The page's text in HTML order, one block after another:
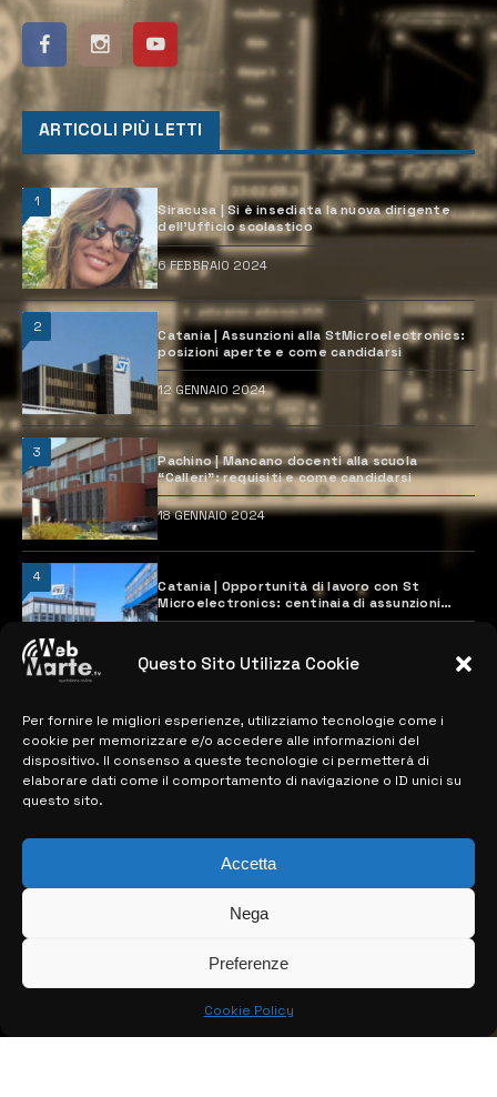
Questo Sito Utilizza Cookie
Per fornire le migliori esperienze, utilizziamo tecnologie come i
cookie per memorizzare e/o accedere alle informazioni del
dispositivo. Il consenso a queste tecnologie ci permetterà di
elaborare dati come il comportamento di navigazione o ID unici su
questo sito.
Accetta
Nega
Preferenze
Cookie Policy
ARTICOLI PIÙ LETTI
1
Siracusa | Si è insediata la nuova dirigente
dell’Ufficio scolastico
6 FEBBRAIO 2024
2
Catania | Assunzioni alla StMicroelectronics:
posizioni aperte e come candidarsi
12 GENNAIO 2024
3
Pachino | Mancano docenti alla scuola
“Calleri”: requisiti e come candidarsi
18 GENNAIO 2024
4
Catania | Opportunità di lavoro con St
Microelectronics: centinaia di assunzioni
previste
MAPPA DEL SITO
> NOTIZIE